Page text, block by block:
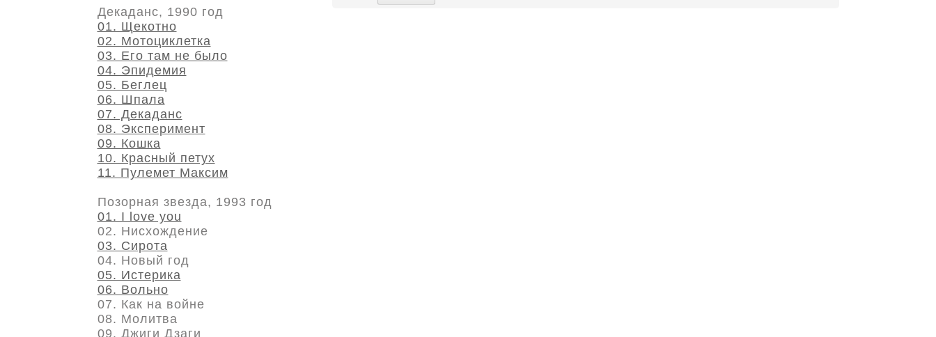
Декаданс, 1990 год
01. Щекотно
02. Мотоциклетка
03. Его там не было
04. Эпидемия
05. Беглец
06. Шпала
07. Декаданс
08. Эксперимент
09. Кошка
10. Красный петух
11. Пулемет Максим
Позорная звезда, 1993 год
01. I love you
02. Нисхождение
03. Сирота
04. Новый год
05. Истерика
06. Вольно
07. Как на войне
08. Молитва
09. Джиги Дзаги